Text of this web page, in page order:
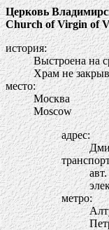
Церковь
Church of Virgin of
история:
Выстроена на
Храм не
место:
Москва
Moscow
адрес:
метро: